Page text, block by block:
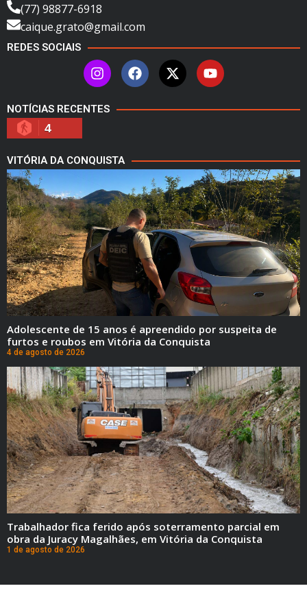
(77) 98877-6918
caique.grato@gmail.com
REDES SOCIAIS
NOTÍCIAS RECENTES
4
VITÓRIA DA CONQUISTA
Adolescente de 15 anos é apreendido por suspeita de
furtos e roubos em Vitória da Conquista
4 de agosto de 2026
Trabalhador fica ferido após soterramento parcial em
obra da Juracy Magalhães, em Vitória da Conquista
1 de agosto de 2026